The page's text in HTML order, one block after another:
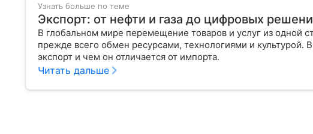
Узнать больше по теме
Экспорт: от нефти и газа до цифровых
В глобальном мире перемещение товаров и услуг из одной
прежде всего обмен ресурсами, технологиями и культурой.
экспорт и чем он отличается от импорта.
Читать дальше